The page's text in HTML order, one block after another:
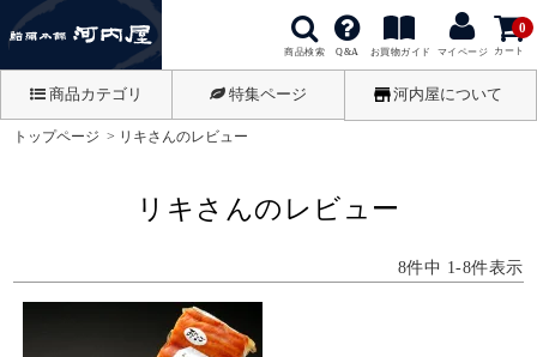
商品検索 Q&A お買物ガイド マイページ カート
0
商品カテゴリ 特集ページ 河内屋について
トップページ リキさんのレビュー
リキさんのレビュー
8件中 1-8件表示